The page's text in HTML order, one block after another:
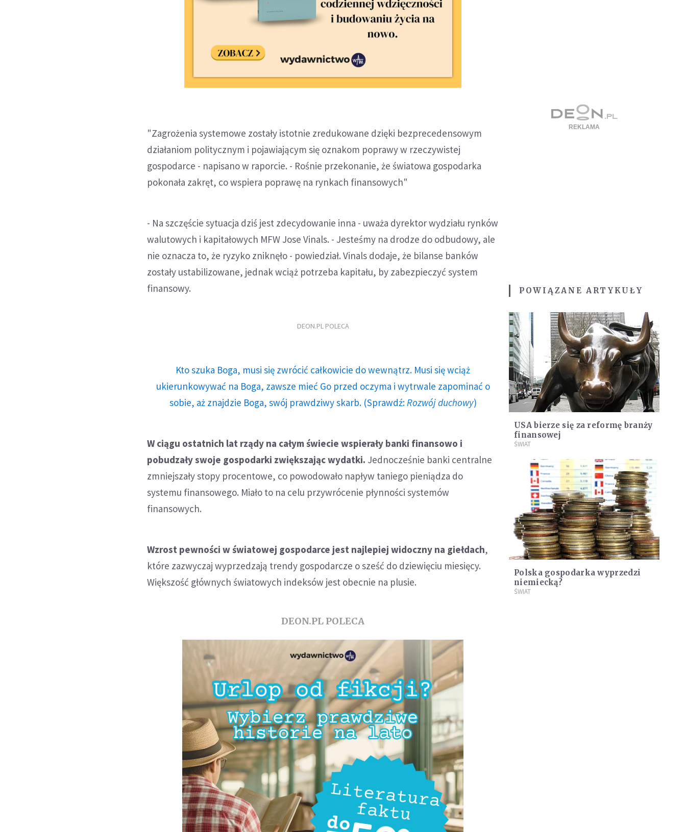
"Zagrożenia systemowe zostały istotnie zredukowane dzięki bezprecedensowym
działaniom politycznym i pojawiającym się oznakom poprawy w rzeczywistej
gospodarce - napisano w raporcie. - Rośnie przekonanie, że światowa gospodarka
pokonała zakręt, co wspiera poprawę na rynkach finansowych"
- Na szczęście sytuacja dziś jest zdecydowanie inna - uważa dyrektor wydziału rynków
walutowych i kapitałowych MFW Jose Vinals. - Jesteśmy na drodze do odbudowy, ale
nie oznacza to, że ryzyko zniknęło - powiedział. Vinals dodaje, że bilanse banków
zostały ustabilizowane, jednak wciąż potrzeba kapitału, by zabezpieczyć system
finansowy.
DEON.PL POLECA
Kto szuka Boga, musi się zwrócić całkowicie do wewnątrz. Musi się wciąż
ukierunkowywać na Boga, zawsze mieć Go przed oczyma i wytrwale zapominać o
sobie, aż znajdzie Boga, swój prawdziwy skarb. (Sprawdź: Rozwój duchowy)
W ciągu ostatnich lat rządy na całym świecie wspierały banki finansowo i
pobudzały swoje gospodarki zwiększając wydatki. Jednocześnie banki centralne
zmniejszały stopy procentowe, co powodowało napływ taniego pieniądza do
systemu finansowego. Miało to na celu przywrócenie płynności systemów
finansowych.
Wzrost pewności w światowej gospodarce jest najlepiej widoczny na giełdach,
które zazwyczaj wyprzedzają trendy gospodarcze o sześć do dziewięciu miesięcy.
Większość głównych światowych indeksów jest obecnie na plusie.
DEON.PL POLECA
POWIĄZANE ARTYKUŁY
USA bierze się za reformę branży
finansowej
ŚWIAT
Polska gospodarka wyprzedzi
niemiecką?
ŚWIAT